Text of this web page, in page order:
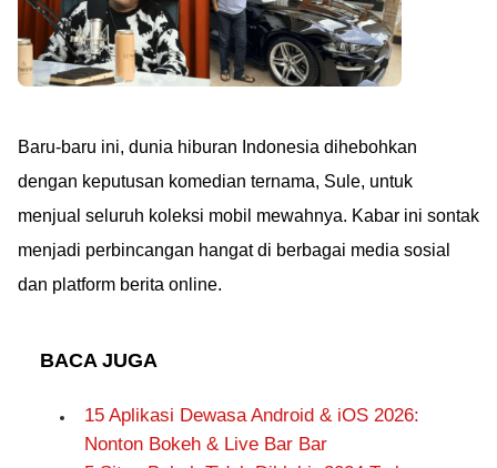
Baru-baru ini, dunia hiburan Indonesia dihebohkan
dengan keputusan komedian ternama, Sule, untuk
menjual seluruh koleksi mobil mewahnya. Kabar ini sontak
menjadi perbincangan hangat di berbagai media sosial
dan platform berita online.
BACA JUGA
15 Aplikasi Dewasa Android & iOS 2026:
Nonton Bokeh & Live Bar Bar